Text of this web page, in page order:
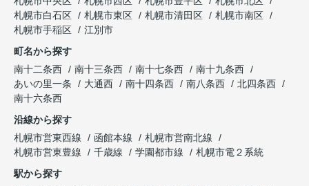
札幌市白石区
札幌市東区 札幌市清田区
札幌市南区
札幌市手稲区
江別市
町名から探す
南十二条西
南十三条西 南十七条西
南十九条西
あいの里一条
大通西 南十四条西 南八条西
北四条西
南十六条西
沿線から探す
札幌市営東西線
函館本線
札幌市営南北線
札幌市営東豊線
千歳線 学園都市線
札幌市電２系統
駅から探す